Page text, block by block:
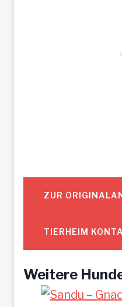
ZUR
TIERHEIM
Weitere